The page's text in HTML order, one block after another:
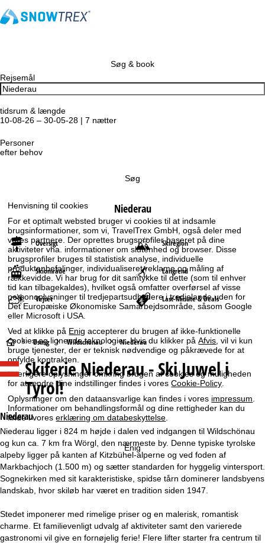
Henvisning til cookies
For et optimalt websted bruger vi cookies til at indsamle
brugsinformationer, som vi, TravelTrex GmbH, også deler med
vores partnere. Der oprettes brugsprofiler baseret på dine
aktiviteter vha. informationer om slutenhed og browser. Disse
brugsprofiler bruges til statistisk analyse, individuelle
produktanbefalinger, individualiseret reklame og måling af
rækkevidde. Vi har brug for dit samtykke til dette (som til enhver
tid kan tilbagekaldes), hvilket også omfatter overførsel af visse
personoplysninger til tredjepartsudbydere i tredjelande uden for
Det Europæiske Økonomiske Samarbejdsområde, såsom Google
eller Microsoft i USA.
Ved at klikke på Enig accepterer du brugen af ikke-funktionelle
cookies og lignende teknologier. Hvis du klikker påAfvis , vil vi kun
bruge tjenester, der er teknisk nødvendige og påkrævede for at
opfylde kontrakten.
Yderligere oplysninger omkring brugen af cookies og muligheden
for at ændre dine indstillinger findes i voresCookie-Policy
Oplysninger om den dataansvarlige kan findes i vores impressum
Informationer om behandlingsformål og dine rettigheder kan du
finde i voreserklæring om databeskyttelse
Enig
Søg & book
Rejsemål
tidsrum & længde
10-08-26 – 30-05-28 | 7 nætter
Personer
efter behov
Søg
Niederau
Oversigt Skiregion
Skiområde Langrend
Vejret Last-Minute & Deals
S
t
r
s
i
d
e
Østrig Wildschönau Niederau
SkiferieNiederau - Ski Juwel i
Tyrol!
Niederau
Niederau ligger i 824 m højde i dalen ved indgangen til Wildschönau
og kun ca. 7 km fra Wörgl, den nærmeste by. Denne typiske tyrolske
alpeby ligger på kanten af Kitzbühel-alperne og ved foden af
Markbachjoch (1.500 m) og sætter standarden for hyggelig vintersport.
Sognekirken med sit karakteristiske, spidse tårn dominerer landsbyens
landskab, hvor skiløb har været en tradition siden 1947.
Stedet imponerer med rimelige priser og en malerisk, romantisk
charme. Et familievenligt udvalg af aktiviteter samt den varierede
gastronomi vil give en fornøjelig ferie! Flere lifter starter fra centrum til